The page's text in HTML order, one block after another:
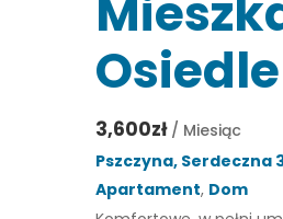
3,600zł / Miesiąc
Pszczyna, Serdeczna
Apartament, Dom